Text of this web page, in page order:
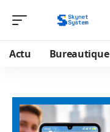
Actu Bureautique